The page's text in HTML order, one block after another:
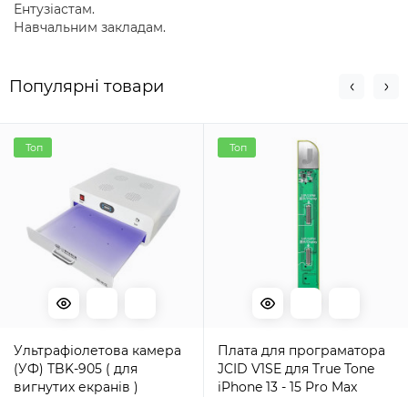
Ентузіастам.
Навчальним закладам.
Популярні товари
Топ
Ультрафіолетова камера
(УФ) TBK-905 ( для
вигнутих екранів )
Топ
Плата для програматора
JCID V1SE для True Tone
iPhone 13 - 15 Pro Max